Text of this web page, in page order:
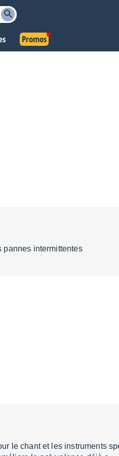
Promos
pannes intermittentes
le chant et les instruments